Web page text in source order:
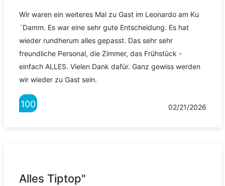
Wir waren ein weiteres Mal zu Gast im Leonardo am Ku
´Damm. Es war eine sehr gute Entscheidung. Es hat
wieder rundherum alles gepasst. Das sehr sehr
freundliche Personal, die Zimmer, das Frühstück -
einfach ALLES. Vielen Dank dafür. Ganz gewiss werden
wir wieder zu Gast sein.
100 02/21/2026
Alles Tiptop"